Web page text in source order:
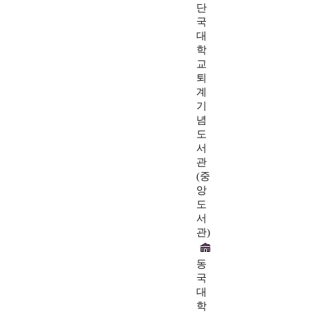
단
국
대
학
교
퇴
계
기
념
도
서
관
(중
앙
도
서
관)
동
국
대
학